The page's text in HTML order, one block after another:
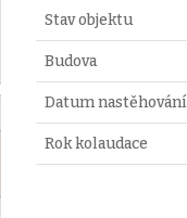
Stav objektu
Budova
Datum nastěhování
Rok kolaudace